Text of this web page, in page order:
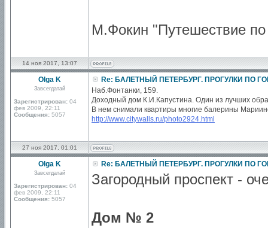
М.Фокин "Путешествие
14 ноя 2017, 13:07
Olga K
Завсегдатай
Зарегистрирован: 04
фев 2009, 22:11
Сообщения: 5057
Re: БАЛЕТНЫЙ ПЕТЕРБУРГ. ПРОГУЛКИ ПО
Наб.Фонтанки, 159.
Доходный дом К.И.Капустина. Один из лучших
В нем снимали квартиры многие балерины
http://www.citywalls.ru/photo2924.html
27 ноя 2017, 01:01
Olga K
Завсегдатай
Зарегистрирован: 04
фев 2009, 22:11
Сообщения: 5057
Re: БАЛЕТНЫЙ ПЕТЕРБУРГ. ПРОГУЛКИ ПО
Загородный проспект -
Дом № 2